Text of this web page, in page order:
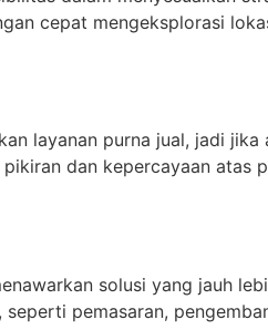
cepat mengeksplorasi
layanan purna jual, jadi jika
dan kepercayaan atas
solusi yang jauh
pemasaran,